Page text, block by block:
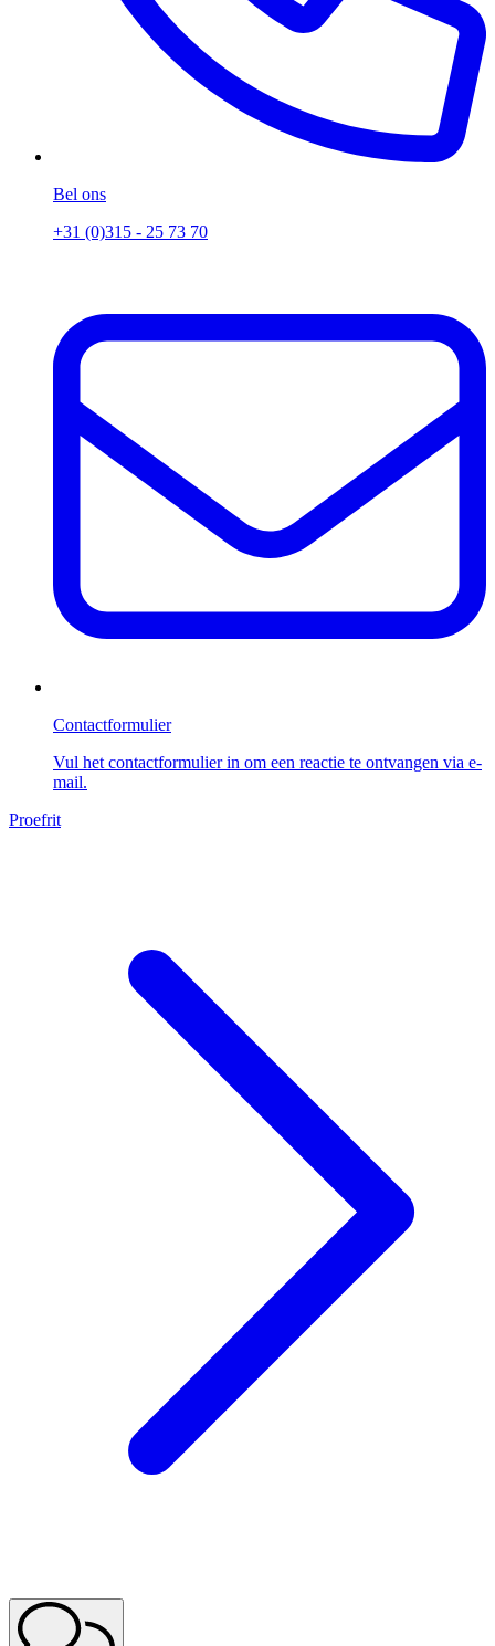
Bel ons
+31 (0)315 - 25 73 70
Contactformulier
Vul het contactformulier in om een reactie te ontvangen via e-
mail.
Proefrit